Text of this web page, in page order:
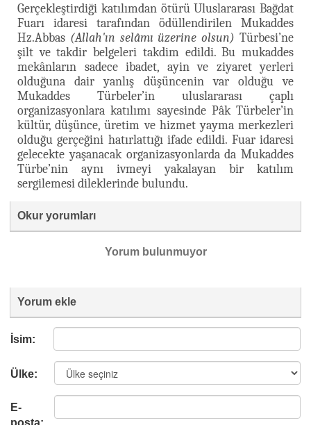
Gerçekleştirdiği katılımdan ötürü Uluslararası Bağdat
Fuarı idaresi tarafından ödüllendirilen Mukaddes
Hz.Abbas (Allah'ın selâmı üzerine olsun) Türbesi’ne
şilt ve takdir belgeleri takdim edildi. Bu mukaddes
mekânların sadece ibadet, ayin ve ziyaret yerleri
olduğuna dair yanlış düşüncenin var olduğu ve
Mukaddes Türbeler’in uluslararası çaplı
organizasyonlara katılımı sayesinde Pâk Türbeler’in
kültür, düşünce, üretim ve hizmet yayma merkezleri
olduğu gerçeğini hatırlattığı ifade edildi. Fuar idaresi
gelecekte yaşanacak organizasyonlarda da Mukaddes
Türbe’nin aynı ivmeyi yakalayan bir katılım
sergilemesi dileklerinde bulundu.
Okur yorumları
Yorum bulunmuyor
Yorum ekle
İsim:
Ülke:
E-
posta: